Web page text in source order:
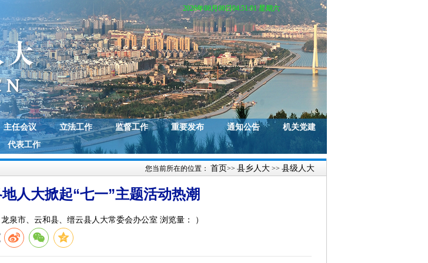
2026年08月08日04:51:02 星期六
主任会议 立法工作 监督工作 重要发布 通知公告
机关党建
代表工作
您当前所在的位置： 首页>> 县乡人大 >> 县级人大
人大掀起“七一”主题活动热潮
龙泉市、云和县、缙云县人大常委会办公室 浏览量： ）